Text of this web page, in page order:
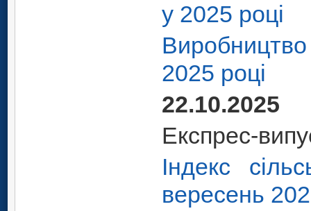
у 2025 році
2025 році
22.10.2025
Експрес-
Індекс
вересень